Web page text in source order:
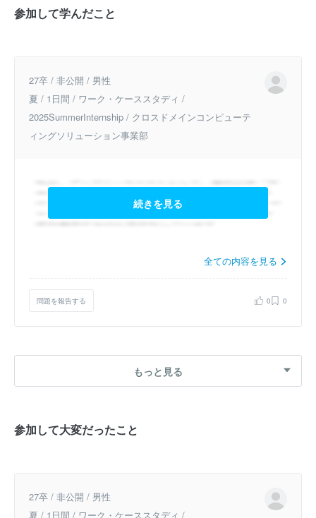
参加して学んだこと
27卒 / 非公開 / 男性
夏 / 1日間 / ワーク・ケーススタディ /
2025SummerInternship / クロスドメインコンピューテ
ィングソリューション事業部
続きを見る
全ての内容を見る
問題を報告する 0 0
もっと見る
参加して大変だったこと
27卒 / 非公開 / 男性
夏 / 1日間 / ワーク・ケーススタディ /